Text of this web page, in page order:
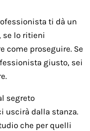
ti dà un
se lo ritieni
come proseguire. Se
giusto, sei
segreto
uscirà dalla stanza.
che per quelli